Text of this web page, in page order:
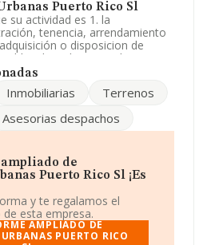
Puerto Rico Sl
su actividad es 1. la
tenencia, arrendamiento
o disposicion de
de todo tipo. 2. la
contratación y
referencia CNAE corresponde
sociedad no tiene actividad en
Actividades Urbanas Puerto
tiene su domicilio social
En B núm. 15, (03600), en el
de Alicante, Comunidad
de la que dispone INFORMA
Inmobiliarias
Terrenos
Asesorias despachos
de
Puerto Rico Sl ¡Es
y te regalamos el
esta empresa.
AMPLIADO DE
PUERTO RICO